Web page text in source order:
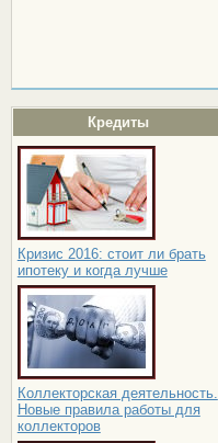
Кредиты
Кризис 2016: стоит ли брать
ипотеку и когда лучше
Коллекторская деятельность.
Новые правила работы для
коллекторов